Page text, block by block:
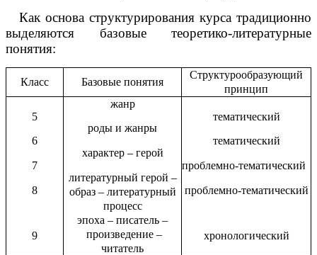
Как основа структурирования курса традиционно
выделяются базовые теоретико-литературные
понятия:
Класс Базовые понятия
Структурообразующий
принцип
5
6
7
8
9
жанр
роды и жанры
характер – герой
литературный герой –
образ – литературный
процесс
эпоха – писатель –
произведение –
читатель
тематический
тематический
проблемно-тематический
проблемно-тематический
хронологический